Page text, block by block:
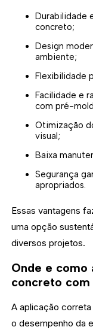
Durabilidade elevada devido à resistência natural do
concreto;
Design moderno que acrescenta valor estético ao
ambiente;
Facilidade e rapidez na instalação, especialmente
com pré-
Otimização do espaço interno, com mais leveza
visual;
Baixa
Segurança garantida com reforços estruturais
apropriados.
Essas vantagens
uma opção
diversos projetos.
Onde e como
concreto com
A aplicação
o desempenho da